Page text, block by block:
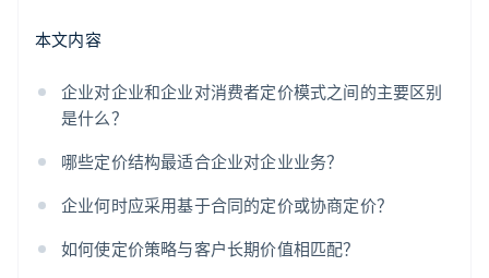
本文内容
企业对企业和企业对消费者定价模式之间的主要区别
是什么？
哪些定价结构最适合企业对企业业务？
企业何时应采用基于合同的定价或协商定价？
如何使定价策略与客户长期价值相匹配？